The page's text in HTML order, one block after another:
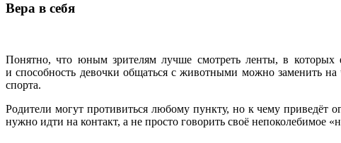
Вера в себя
Понятно, что юным зрителям лучше смотреть ленты, в
и способность девочки общаться с животными можно заменить
спорта.
Родители могут противиться любому пункту, но к чему
нужно идти на контакт, а не просто говорить своё непоколебимое